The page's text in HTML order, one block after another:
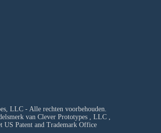
LLC - Alle rechten voorbehouden.
van Clever Prototypes , LLC,
US Patent and Trademark Office